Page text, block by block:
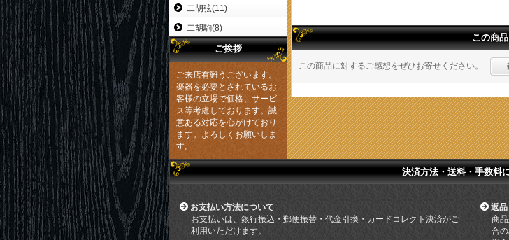
二胡弦(11)
二胡駒(8)
ご挨拶
ご来店有難うございます。
楽器を必要とされているお
客様の立場で価格、サービ
ス等考慮しております。誠
意ある対応を心がけており
ます。よろしくお願いしま
す。
この商
この商品に対するご感想をぜひお寄せください。
決済方法・送料・手数料
お支払い方法について
お支払いは、銀行振込・郵便振替・代金引換・カードコレクト決済がご
利用いただけます。
返品
商
合